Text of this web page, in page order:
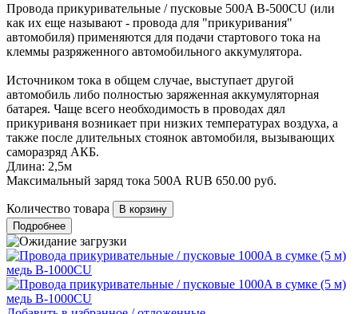
Провода прикуривательные / пусковые 500A B-500CU (или
как их еще называют - провода для "прикуривания"
автомобиля) применяются для подачи стартового тока на
клеммы разряженного автомобильного аккумулятора.
Источником тока в общем случае, выступает другой
автомобиль либо полностью заряженная аккумуляторная
батарея. Чаще всего необходимость в проводах дял
прикуриваня возникает при низких температурах воздуха, а
также после длительных стоянок автомобиля, вызывающих
саморазряд АКБ.
Длина: 2,5м
Максимальный заряд тока 500А RUB 650.00 руб.
Количество товара
Подробнее